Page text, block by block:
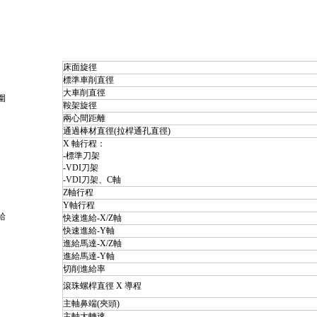
床面旋徑
標準車削直徑
大車削直徑
鞍架旋徑
兩心間距離
通過棒材直徑(拉桿通孔直徑)
X 軸行程：
-標準刀架
-VDI刀架
-VDI刀架、C軸
Z軸行程
Y軸行程
快速進給-X/Z軸
快速進給-Y軸
進給馬達-X/Z軸
進給馬達-Y軸
切削進給率
滾珠螺桿直徑 X 導程
主軸鼻端(夾頭)